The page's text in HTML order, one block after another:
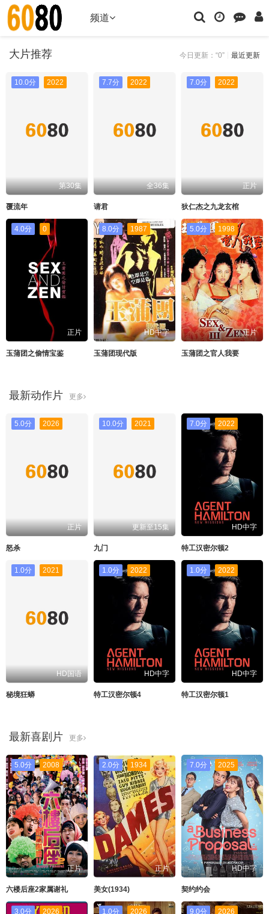
频道
今日更新：“0” 最近更新
大片推荐
10.0分 2022
第30集
覆流年
7.7分 2022
全36集
请君
7.0分 2022
正片
狄仁杰之九龙玄棺
4.0分 0
正片
玉蒲团之偷情宝鉴
8.0分 1987
HD中字
玉蒲团现代版
5.0分 1998
正片
玉蒲团之官人我要
最新动作片 更多
5.0分 2026
正片
怒杀
10.0分 2021
更新至15集
九门
7.0分 2022
HD中字
特工汉密尔顿2
1.0分 2021
HD国语
秘境狂蟒
1.0分 2022
HD中字
特工汉密尔顿4
1.0分 2022
HD中字
特工汉密尔顿1
最新喜剧片 更多
5.0分 2008
正片
六楼后座2家属谢礼
2.0分 1934
正片
美女(1934)
7.0分 2025
HD中字
契约约会
3.0分 2026 1.0分 2026 9.0分 2026